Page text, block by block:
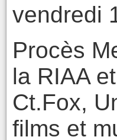
vendredi
Procès
la RIAA
Ct.Fox,
films et